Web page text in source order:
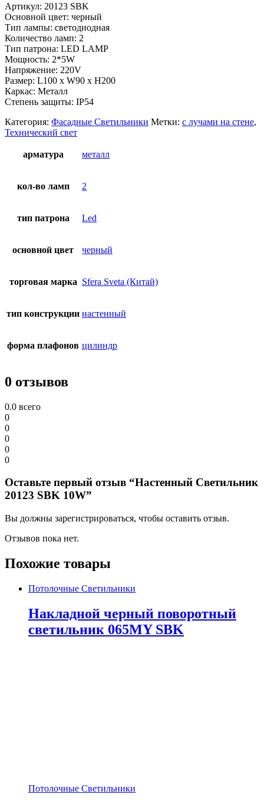
Артикул: 20123 SBK
Основной цвет: черный
Тип лампы: светодиодная
Количество ламп: 2
Тип патрона: LED LAMP
Мощность: 2*5W
Напряжение: 220V
Размер: L100 x W90 x H200
Каркас: Металл
Степень защиты: IP54
Категория: Фасадные Светильники Метки: с лучами на стене,
Технический свет
арматура металл
кол-во ламп 2
тип патрона Led
основной цвет черный
торговая марка Sfera Sveta (Китай)
тип конструкции настенный
форма плафонов цилиндр
0 отзывов
0.0 всего
0
0
0
0
0
Оставьте первый отзыв “Настенный Светильник
20123 SBK 10W”
Вы должны зарегистрироваться, чтобы оставить отзыв.
Отзывов пока нет.
Похожие товары
Потолочные Светильники
Накладной черный поворотный
светильник 065MY SBK
Потолочные Светильники